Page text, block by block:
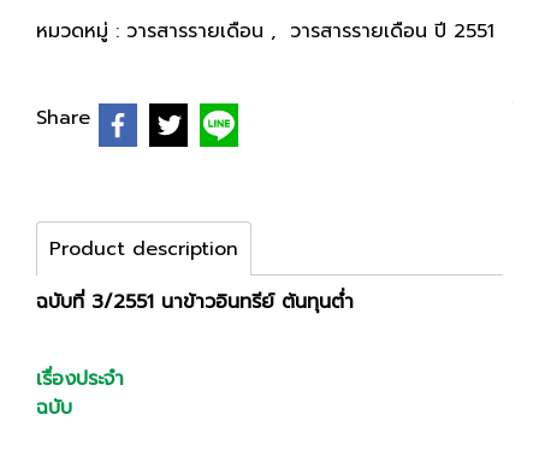
หมวดหมู่ : วารสารรายเดือน , วารสารรายเดือน ปี 2551
Share
Product description
ฉบับที่ 3/2551 นาข้าวอินทรีย์ ต้นทุนต่ำ
เรื่องประจำ
ฉบับ